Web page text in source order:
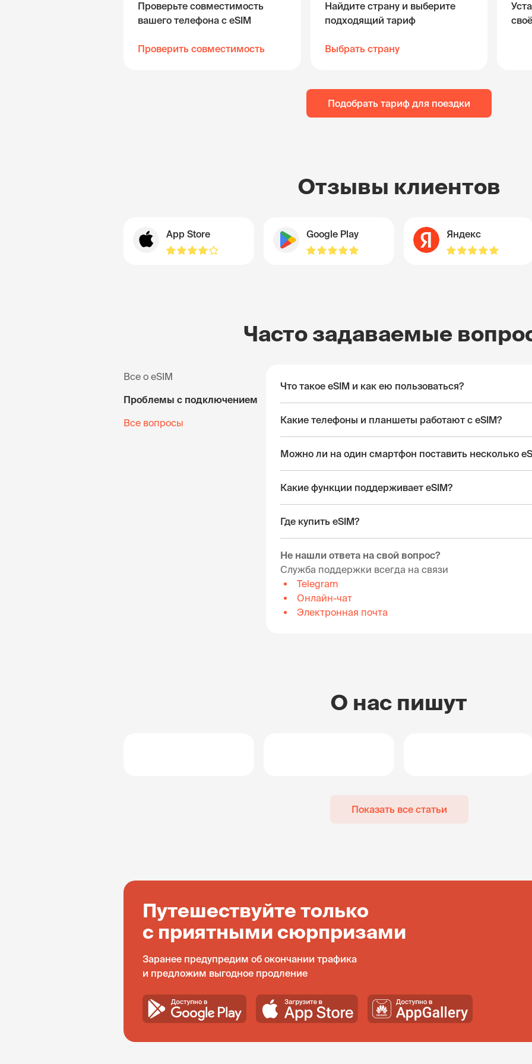
Проверьте совместимость
вашего телефона с eSIM
Проверить совместимость
Найдите страну и выберите
подходящий тариф
Выбрать страну
Подобрать тариф для поездки
Отзывы клиентов
App Store Google Play Яндекс
Часто задаваемые
Все о eSIM
Проблемы с подключением
Все вопросы
Что такое eSIM и как ею пользоваться?
Какие телефоны и планшеты работают с eSIM?
Можно ли на один смартфон поставить несколько
Какие функции поддерживает eSIM?
Где купить eSIM?
Не нашли ответа на свой вопрос?
Служба поддержки всегда на связи
Telegram
Онлайн-чат
Электронная почта
О нас пишут
Показать все статьи
Путешествуйте только
с приятными сюрпризами
Заранее предупредим об окончании трафика
и предложим выгодное продление